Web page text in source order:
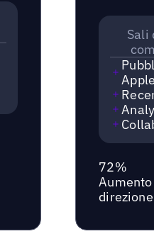
Sali
Apple
72%
direzione